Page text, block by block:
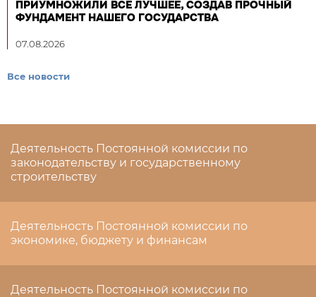
ПРИУМНОЖИЛИ ВСЕ ЛУЧШЕЕ, СОЗДАВ ПРОЧНЫЙ
ФУНДАМЕНТ НАШЕГО ГОСУДАРСТВА
07.08.2026
Все новости
Деятельность Постоянной комиссии по
законодательству и государственному
строительству
Деятельность Постоянной комиссии по
экономике, бюджету и финансам
Деятельность Постоянной комиссии по